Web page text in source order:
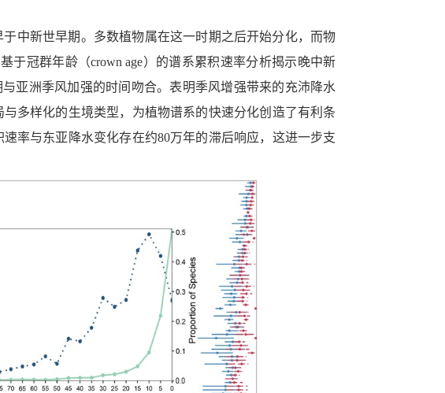
中新世早期。 多数植物属在这一时期之后开始分化，而物
于冠群年龄（crown age）的谱系累积速率分析揭示 晚中新
亚洲季风加强的时间吻合。表明季风增强带来的充沛降水
多样化的生境类型，为植物谱系的快速分化创造了有利条
率与东亚降水变化存在约80万年的滞后响应，这进一步支